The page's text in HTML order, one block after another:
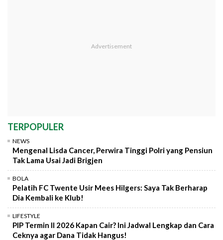
TERPOPULER
NEWS
Mengenal Lisda Cancer, Perwira Tinggi Polri yang Pensiun
Tak Lama Usai Jadi Brigjen
BOLA
Pelatih FC Twente Usir Mees Hilgers: Saya Tak Berharap
Dia Kembali ke Klub!
LIFESTYLE
PIP Termin II 2026 Kapan Cair? Ini Jadwal Lengkap dan Cara
Ceknya agar Dana Tidak Hangus!